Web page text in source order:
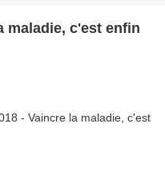
maladie, c'est enfin